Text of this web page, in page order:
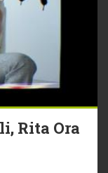
Rita Ora